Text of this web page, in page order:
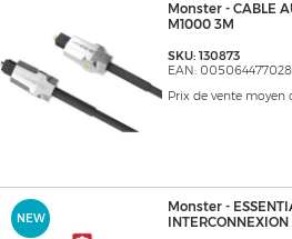
Monster - CABLE
M1000 3M
SKU: 130873
EAN:
Prix de vente moyen
NEW
Monster -